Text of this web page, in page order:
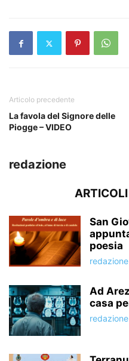
Articolo precedente
La favola del Signore delle
Piogge – VIDEO
redazione
San
poesia
redazione
Ad
casa
redazione